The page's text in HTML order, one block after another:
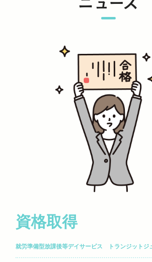
資格取得
就労準備型放課後等デイサービス トランジットジ